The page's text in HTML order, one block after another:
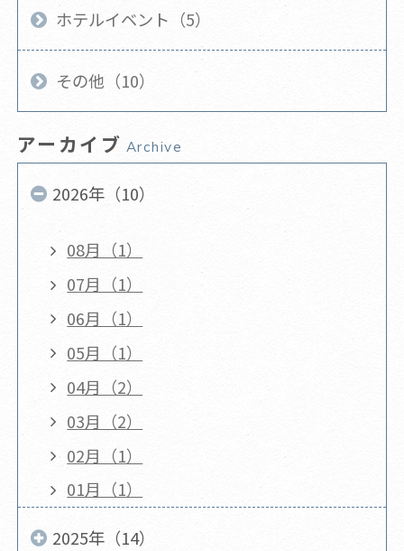
ホテルイベント（5）
その他（10）
アーカイブ Archive
2026年（10）
08月（1）
07月（1）
06月（1）
05月（1）
04月（2）
03月（2）
02月（1）
01月（1）
2025年（14）